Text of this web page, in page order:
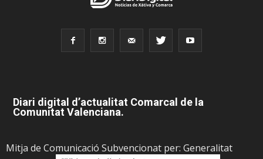
Diari digital d’actualitat Comarcal de la
Comunitat Valenciana.
Mitja de Comunicació Subvencionat per: Generalitat